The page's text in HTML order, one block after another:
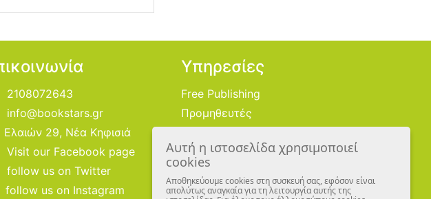
2108072643
info@bookstars.gr
Ελαιών 29, Νέα Κηφισιά
Visit our Facebook page
follow us on Twitter
follow us on Instagram
Υπηρεσίες
Free Publishing
Προμηθευτές
Εικονογράφοι
Αυτή η ιστοσελίδα χρησιμοποιεί
cookies
Αποθηκεύουμε cookies στη συσκευή σας, εφόσον είναι
απολύτως αναγκαία για τη λειτουργία αυτής της